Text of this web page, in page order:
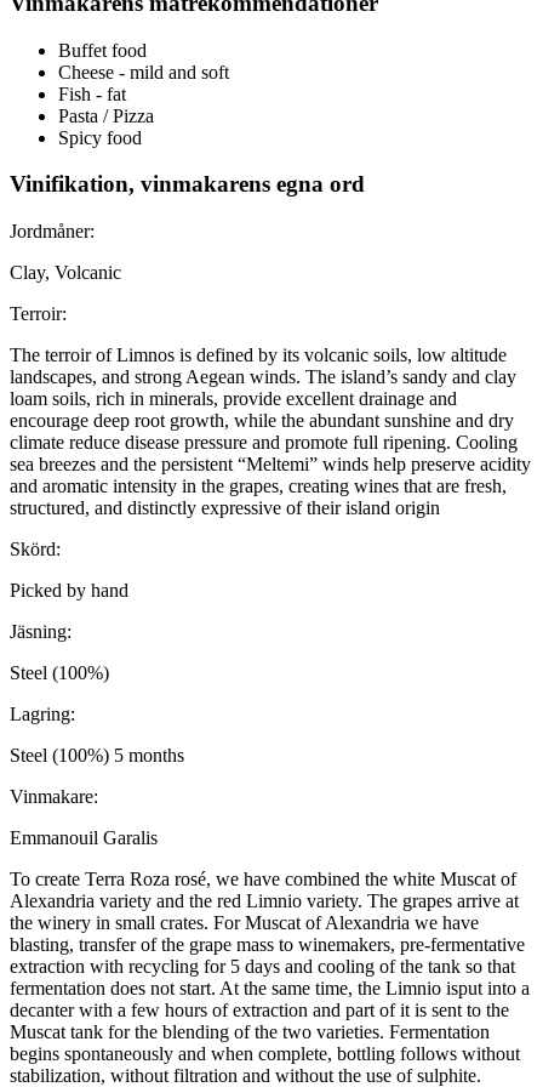
Buffet food
Cheese - mild and soft
Fish - fat
Pasta / Pizza
Spicy food
Vinifikation, vinmakarens egna ord
Jordmåner:
Clay, Volcanic
Terroir:
The terroir of Limnos is defined by its volcanic soils, low altitude
landscapes, and strong Aegean winds. The island’s sandy and clay
loam soils, rich in minerals, provide excellent drainage and
encourage deep root growth, while the abundant sunshine and dry
climate reduce disease pressure and promote full ripening. Cooling
sea breezes and the persistent “Meltemi” winds help preserve acidity
and aromatic intensity in the grapes, creating wines that are fresh,
structured, and distinctly expressive of their island origin
Skörd:
Picked by hand
Jäsning:
Steel (100%)
Lagring:
Steel (100%) 5 months
Vinmakare:
Emmanouil Garalis
To create Terra Roza rosé, we have combined the white Muscat of
Alexandria variety and the red Limnio variety. The grapes arrive at
the winery in small crates. For Muscat of Alexandria we have
blasting, transfer of the grape mass to winemakers, pre-fermentative
extraction with recycling for 5 days and cooling of the tank so that
fermentation does not start. At the same time, the Limnio isput into a
decanter with a few hours of extraction and part of it is sent to the
Muscat tank for the blending of the two varieties. Fermentation
begins spontaneously and when complete, bottling follows without
stabilization, without filtration and without the use of sulphite.